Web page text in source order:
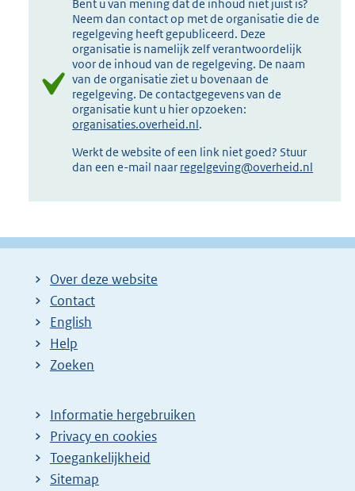
Bent u van mening dat de inhoud niet juist is?
Neem dan contact op met de organisatie die de
regelgeving heeft gepubliceerd. Deze
organisatie is namelijk zelf verantwoordelijk
voor de inhoud van de regelgeving. De naam
van de organisatie ziet u bovenaan de
regelgeving. De contactgegevens van de
organisatie kunt u hier opzoeken:
organisaties.overheid.nl.
Werkt de website of een link niet goed? Stuur
dan een e-mail naar regelgeving@overheid.nl
Over deze website
Contact
English
Help
Zoeken
Informatie hergebruiken
Privacy en cookies
Toegankelijkheid
Sitemap